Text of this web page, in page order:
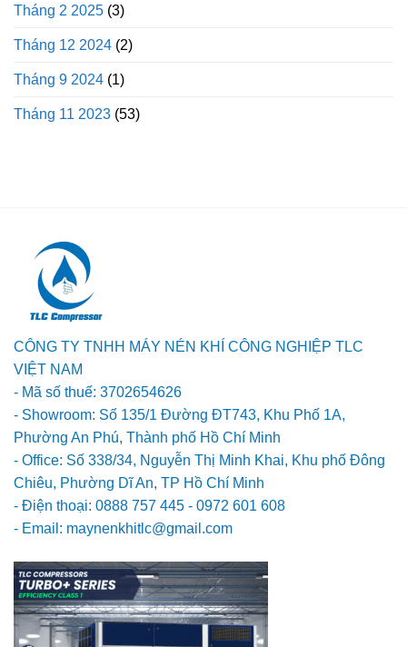
Tháng 2 2025 (3)
Tháng 12 2024 (2)
Tháng 9 2024 (1)
Tháng 11 2023 (53)
CÔNG TY TNHH MÁY NÉN KHÍ CÔNG NGHIỆP TLC
VIỆT NAM
- Mã số thuế: 3702654626
- Showroom: Số 135/1 Đường ĐT743, Khu Phố 1A,
Phường An Phú, Thành phố Hồ Chí Minh
- Office: Số 338/34, Nguyễn Thị Minh Khai, Khu phố Đông
Chiêu, Phường Dĩ An, TP Hồ Chí Minh
- Điện thoại: 0888 757 445 - 0972 601 608
- Email: maynenkhitlc@gmail.com